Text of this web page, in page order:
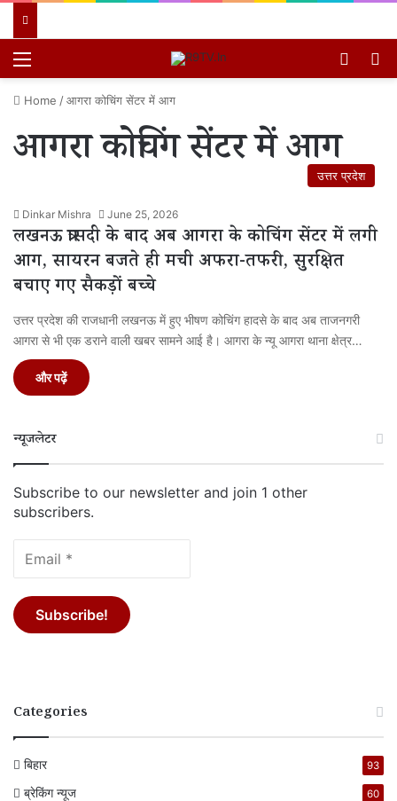
Home /आगरा कोचिंग सेंटर में आग
आगरा कोचिंग सेंटर में आगउत्तर प्रदेश
Dinkar Mishra June 25, 2026
लखनऊ त्रासदी के बाद अब आगरा के कोचिंग सेंटर में लगी
आग, सायरन बजते ही मची अफरा-तफरी, सुरक्षित
बचाए गए सैकड़ों बच्चे
उत्तर प्रदेश की राजधानी लखनऊ में हुए भीषण कोचिंग हादसे के बाद अब ताजनगरी
आगरा से भी एक डराने वाली खबर सामने आई है। आगरा के न्यू आगरा थाना क्षेत्र…
और पढ़ें
न्यूजलेटर
Subscribe to our newsletter and join 1 other
subscribers.
Categories
बिहार 93
ब्रेकिंग न्यूज 60